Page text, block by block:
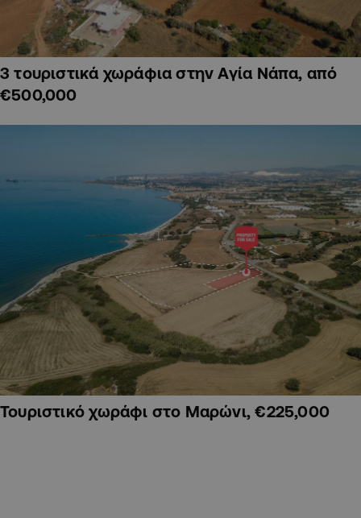
3 τουριστικά χωράφια στην Αγία Νάπα, από
€500,000
Τουριστικό χωράφι στο Μαρώνι, €225,000